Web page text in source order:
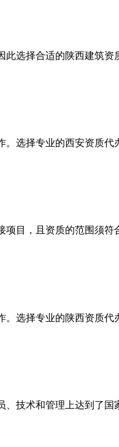
选择合适的陕西建筑资
选择专业的西安资质代
目，且资质的范围须符
选择专业的陕西资质代
技术和管理上达到了